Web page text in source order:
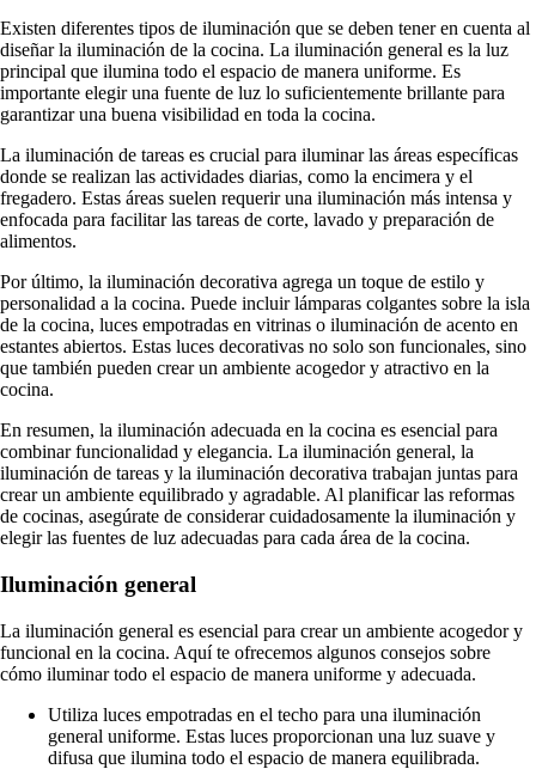
Existen diferentes tipos de iluminación que se deben tener en cuenta al
diseñar la iluminación de la cocina. La iluminación general es la luz
principal que ilumina todo el espacio de manera uniforme. Es
importante elegir una fuente de luz lo suficientemente brillante para
garantizar una buena visibilidad en toda la cocina.
La iluminación de tareas es crucial para iluminar las áreas específicas
donde se realizan las actividades diarias, como la encimera y el
fregadero. Estas áreas suelen requerir una iluminación más intensa y
enfocada para facilitar las tareas de corte, lavado y preparación de
alimentos.
Por último, la iluminación decorativa agrega un toque de estilo y
personalidad a la cocina. Puede incluir lámparas colgantes sobre la isla
de la cocina, luces empotradas en vitrinas o iluminación de acento en
estantes abiertos. Estas luces decorativas no solo son funcionales, sino
que también pueden crear un ambiente acogedor y atractivo en la
cocina.
En resumen, la iluminación adecuada en la cocina es esencial para
combinar funcionalidad y elegancia. La iluminación general, la
iluminación de tareas y la iluminación decorativa trabajan juntas para
crear un ambiente equilibrado y agradable. Al planificar las reformas
de cocinas, asegúrate de considerar cuidadosamente la iluminación y
elegir las fuentes de luz adecuadas para cada área de la cocina.
Iluminación general
La iluminación general es esencial para crear un ambiente acogedor y
funcional en la cocina. Aquí te ofrecemos algunos consejos sobre
cómo iluminar todo el espacio de manera uniforme y adecuada.
Utiliza luces empotradas en el techo para una iluminación
general uniforme. Estas luces proporcionan una luz suave y
difusa que ilumina todo el espacio de manera equilibrada.